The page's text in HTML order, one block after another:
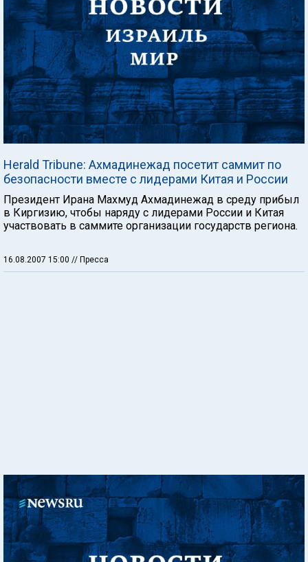
Herald Tribune: Ахмадинежад посетит саммит по
безопасности вместе с лидерами Китая и России
Президент Ирана Махмуд Ахмадинежад в среду прибыл
в Киргизию, чтобы наряду с лидерами России и Китая
участвовать в саммите организации государств региона.
16.08.2007 15:00 // Пресса